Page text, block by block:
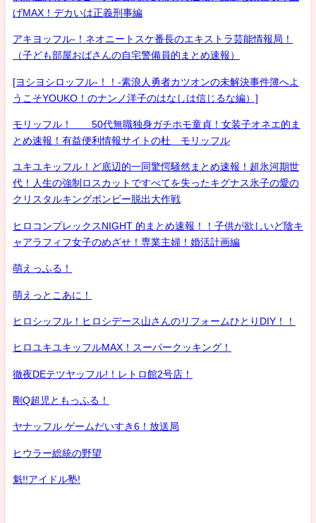
げMAX！デカいは正義刑事編
アキヨッフル-！ネオニートスケ番長のエキストラ芸能情報局！
（子ども部屋おばさんの自宅警備員的まとめ速報）
[ヨシヨシロッフル-！！-素浪人勇者カツオンの未解決事件簿へよ
うこそYOUKO！のナンノ洋子のはなしは信じるな編）]
モリッフル！ 50代無職独身ガチホモ童貞！女装子オネエ的ま
とめ速報！有益便利情報サイトの杜 モリッフル
ユキユキッフル！ど底辺的一同驚愕騒然まとめ速報！超氷河期世
代！人生の強制ロスカットですべてを失ったキグナス氷子の愛の
クリスタルキングボンビー脱出大作戦
ヒロコンプレックスNIGHT 的まとめ速報！！子供が欲しいど陰キ
ャアラフィフ女子のめざせ！専業主婦！婚活計画編
萌えっふる！
萌えっとこあに！
ヒロシッフル！ヒロシデース山さんのリフォームひとりDIY！！
ヒロユキユキッフルMAX！スーパークッキング！
徹夜DEテツヤッフル!！レトロ館2号店！
剛Q超児ともっふる！
ヤナッフル ゲームだいすき6！放送局
ヒウラー総統の野望
魁!!アイドル塾!